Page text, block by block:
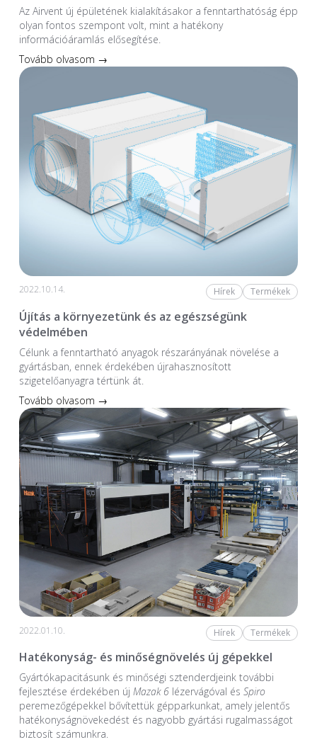
Az Airvent új épületének kialakításakor a fenntarthatóság épp
olyan fontos szempont volt, mint a hatékony
információáramlás elősegítése.
Tovább olvasom →
2022.10.14. Hírek Termékek
Újítás a környezetünk és az egészségünk
védelmében
Célunk a fenntartható anyagok részarányának növelése a
gyártásban, ennek érdekében újrahasznosított
szigetelőanyagra tértünk át.
Tovább olvasom →
2022.01.10. Hírek Termékek
Hatékonyság- és minőségnövelés új gépekkel
Gyártókapacitásunk és minőségi sztenderdjeink további
fejlesztése érdekében új Mazak 6lézervágóval és Spiro
peremezőgépekkel bővítettük gépparkunkat, amely jelentős
hatékonyságnövekedést és nagyobb gyártási rugalmasságot
biztosít számunkra.